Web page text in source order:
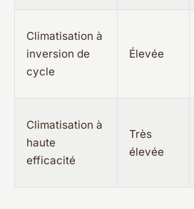
Climatisation à
inversion de
cycle
Élevée
Climatisation à
haute
efficacité
Très
élevée